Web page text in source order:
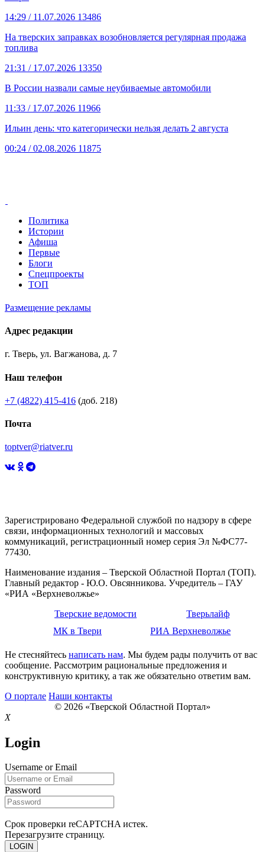
14:29 / 11.07.2026 13486
На тверских заправках возобновляется регулярная продажа
топлива
21:31 / 17.07.2026 13350
В России назвали самые неубиваемые автомобили
11:33 / 17.07.2026 11966
Ильин день: что категорически нельзя делать 2 августа
00:24 / 02.08.2026 11875
Политика
Истории
Афиша
Первые
Блоги
Спецпроекты
ТОП
Размещение рекламы
Адрес редакции
г. Тверь, ул. Вагжанова, д. 7
Наш телефон
+7 (4822) 415-416 (доб. 218)
Почта
toptver@riatver.ru
Зарегистрировано Федеральной службой по надзору в сфере
связи, информационных технологий и массовых
коммуникаций, регистрационный номер серия Эл №ФС77-
77430.
Наименование издания – Тверской Областной Портал (ТОП).
Главный редактор - Ю.О. Овсянникова. Учредитель – ГАУ
«РИА «Верхневолжье»
Тверские ведомости
Тверьлайф
МК в Твери
РИА Верхневолжье
Не стесняйтесь написать нам. Мы будем рады получить от вас
сообщение. Рассмотрим рациональные предложения и
конструктивную критику, а так же обязательно ответим вам.
О портале Наши контакты
© 2026 «Тверской Областной Портал»
X
Login
Username or Email
Password
Срок проверки reCAPTCHA истек.
Перезагрузите страницу.
LOGIN